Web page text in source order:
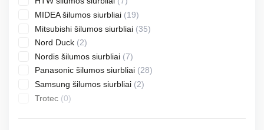
products
MIDEA šilumos siurbliai 1919
Mitsubishi šilumos siurbliai 3535
Nord Duck 22
products
Nordis šilumos siurbliai 77
products
Panasonic šilumos siurbliai 2828
Samsung šilumos siurbliai 22
Trotec 00